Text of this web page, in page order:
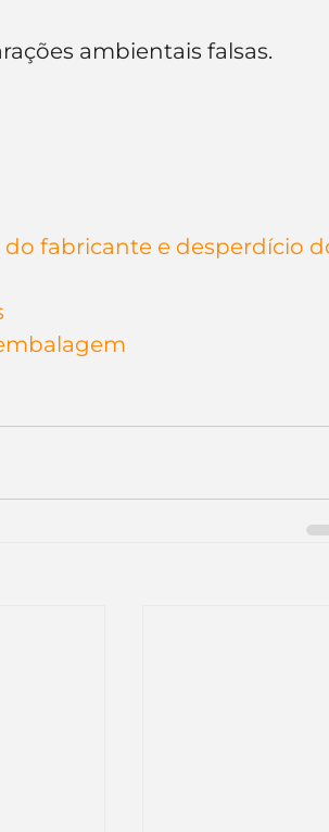
ambientais falsas.
fabricante e desperdício